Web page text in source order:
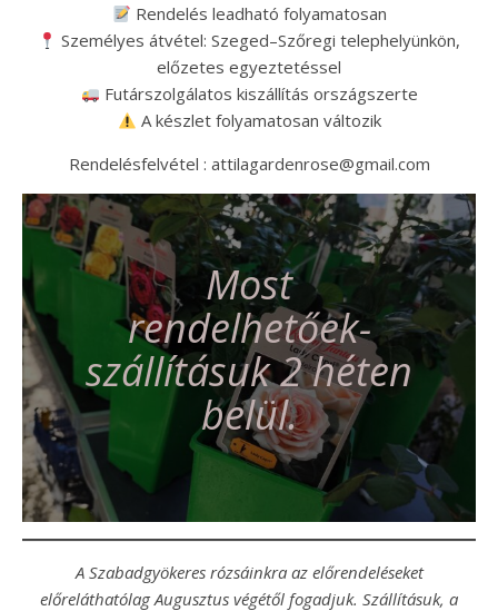
Rendelés leadható folyamatosan
Személyes átvétel: Szeged–Szőregi telephelyünkön,
előzetes egyeztetéssel
Futárszolgálatos kiszállítás országszerte
A készlet folyamatosan változik
Rendelésfelvétel : attilagardenrose@gmail.com
Most
rendelhetőek-
szállításuk 2 héten
belül.
A Szabadgyökeres rózsáinkra az előrendeléseket
előreláthatólag Augusztus végétől fogadjuk. Szállításuk, a